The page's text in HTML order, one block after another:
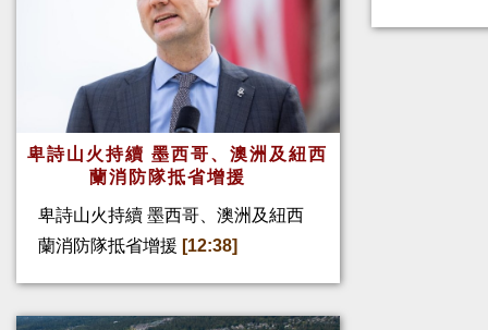
卑詩山火持續 墨西哥、澳洲及紐西
蘭消防隊抵省增援
卑詩山火持續 墨西哥、澳洲及紐西
蘭消防隊抵省增援 [12:38]